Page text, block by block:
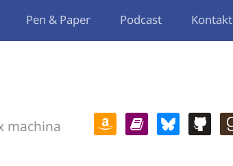
Pen & Paper Podcast Kontakt
machina